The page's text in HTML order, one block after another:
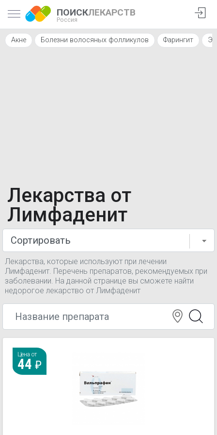
ПОИСКЛЕКАРСТВ
Россия
Акне Болезни волосяных фолликулов Фарингит
Лекарства от
Лимфаденит
Лекарства, которые используют при лечении
Лимфаденит. Перечень препаратов, рекомендуемых при
заболевании. На данной странице вы сможете найти
недорогое лекарство от Лимфаденит
Цена от
44